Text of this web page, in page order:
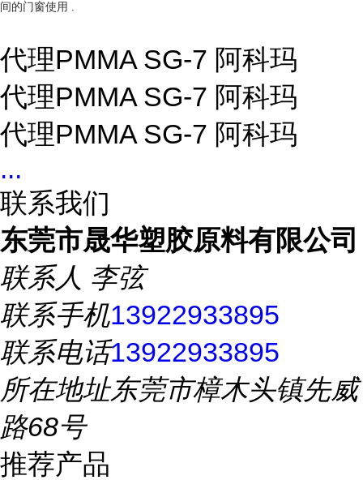
间的门窗使用 .
代理PMMA SG-7 阿科玛
代理PMMA SG-7 阿科玛
代理PMMA SG-7 阿科玛
...
联系我们
东莞市晟华塑胶原料有限公司
联系人 李弦
联系手机13922933895
联系电话13922933895
所在地址东莞市樟木头镇先威
路68号
推荐产品